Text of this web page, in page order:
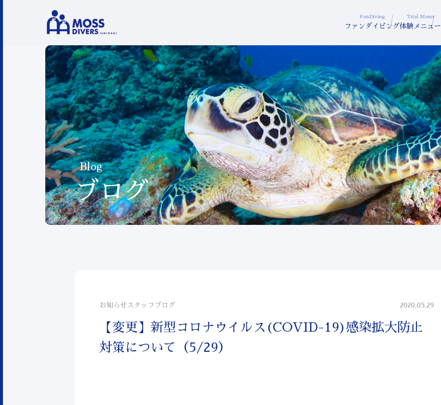
FunDiving
ファンダイビング
Trial Menu
体験メニュー
Blog
ブログ
お知らせ スタッフブログ 2020.05.29
【変更】新型コロナウイルス(COVID-19)感染拡大防止
対策について（5/29）